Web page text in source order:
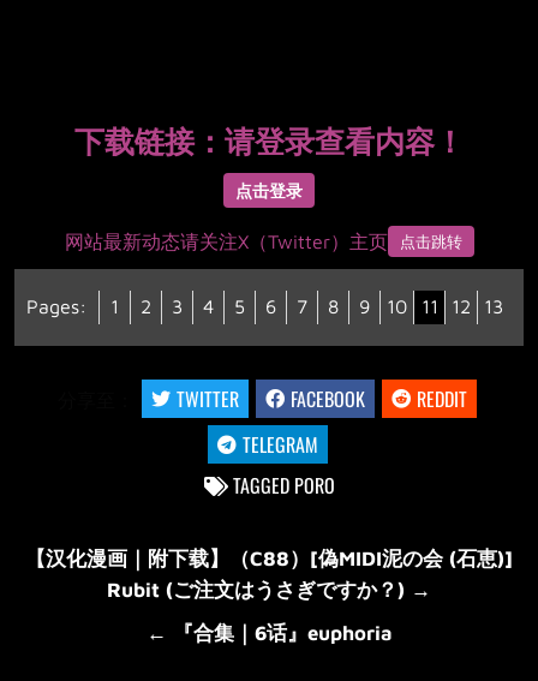
下载链接： 请登录查看内容！
点击登录
网站最新动态请关注X（Twitter）主页 点击跳转
Pages: 1 2 3 4 5 6 7 8 9 10 11 12 13
TWITTER FACEBOOK
REDDIT
TELEGRAM
TAGGED PORO
文
【汉化漫画｜附下载】（C88）[偽MIDI泥の会 (石恵)]
Rubit (ご注文はうさぎですか？) →
← 『合集｜6话』euphoria